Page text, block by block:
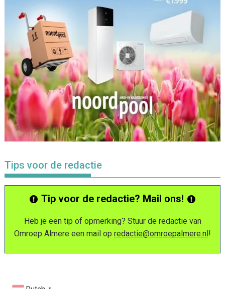
Tips voor de redactie
Tip voor de redactie? Mail ons!
Heb je een tip of opmerking? Stuur de redactie van
Omroep Almere een mail op redactie@omroepalmere.nl!